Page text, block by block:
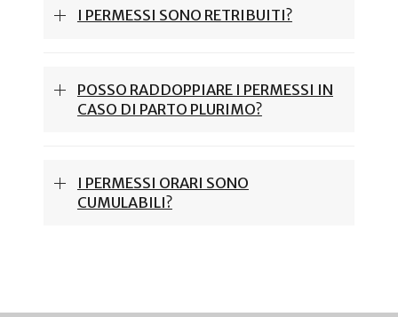
I PERMESSI SONO RETRIBUITI?
POSSO RADDOPPIARE I PERMESSI IN
CASO DI PARTO PLURIMO?
I PERMESSI ORARI SONO
CUMULABILI?